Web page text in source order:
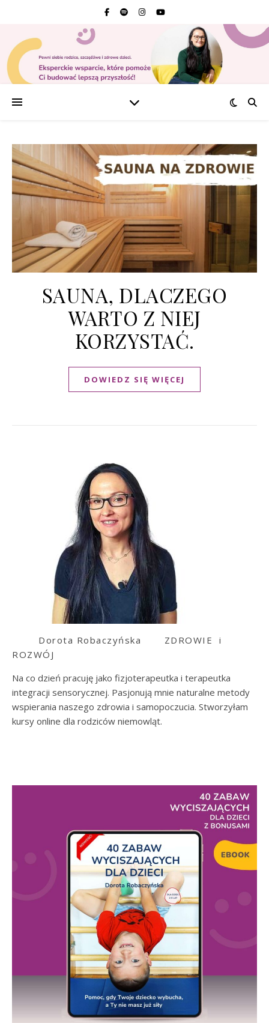
SAUNA, DLACZEGO
WARTO Z NIEJ
KORZYSTAĆ.
DOWIEDZ SIĘ WIĘCEJ
Dorota Robaczyńska ZDROWIE i
ROZWÓJ
Na co dzień pracuję jako fizjoterapeutka i terapeutka
integracji sensorycznej. Pasjonują mnie naturalne metody
wspierania naszego zdrowia i samopoczucia. Stworzyłam
kursy online dla rodziców niemowląt.